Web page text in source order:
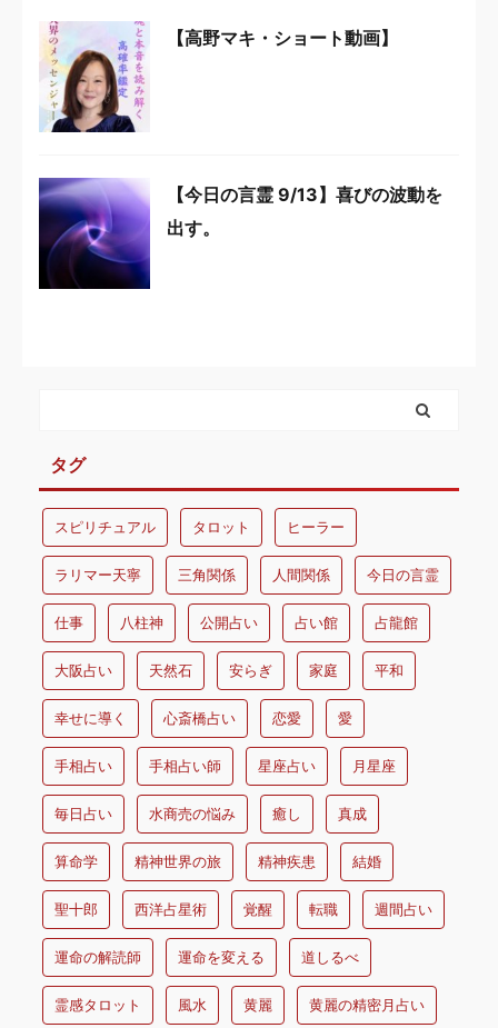
【高野マキ・ショート動画】
【今日の言霊 9/13】喜びの波動を
出す。
タグ
スピリチュアル タロット ヒーラー
ラリマー天寧 三角関係 人間関係 今日の言霊
仕事 八柱神 公開占い 占い館 占龍館
大阪占い 天然石 安らぎ 家庭 平和
幸せに導く 心斎橋占い 恋愛 愛
手相占い 手相占い師 星座占い 月星座
毎日占い 水商売の悩み 癒し 真成
算命学 精神世界の旅 精神疾患 結婚
聖十郎 西洋占星術 覚醒 転職 週間占い
運命の解読師 運命を変える 道しるべ
霊感タロット 風水 黄麗 黄麗の精密月占い